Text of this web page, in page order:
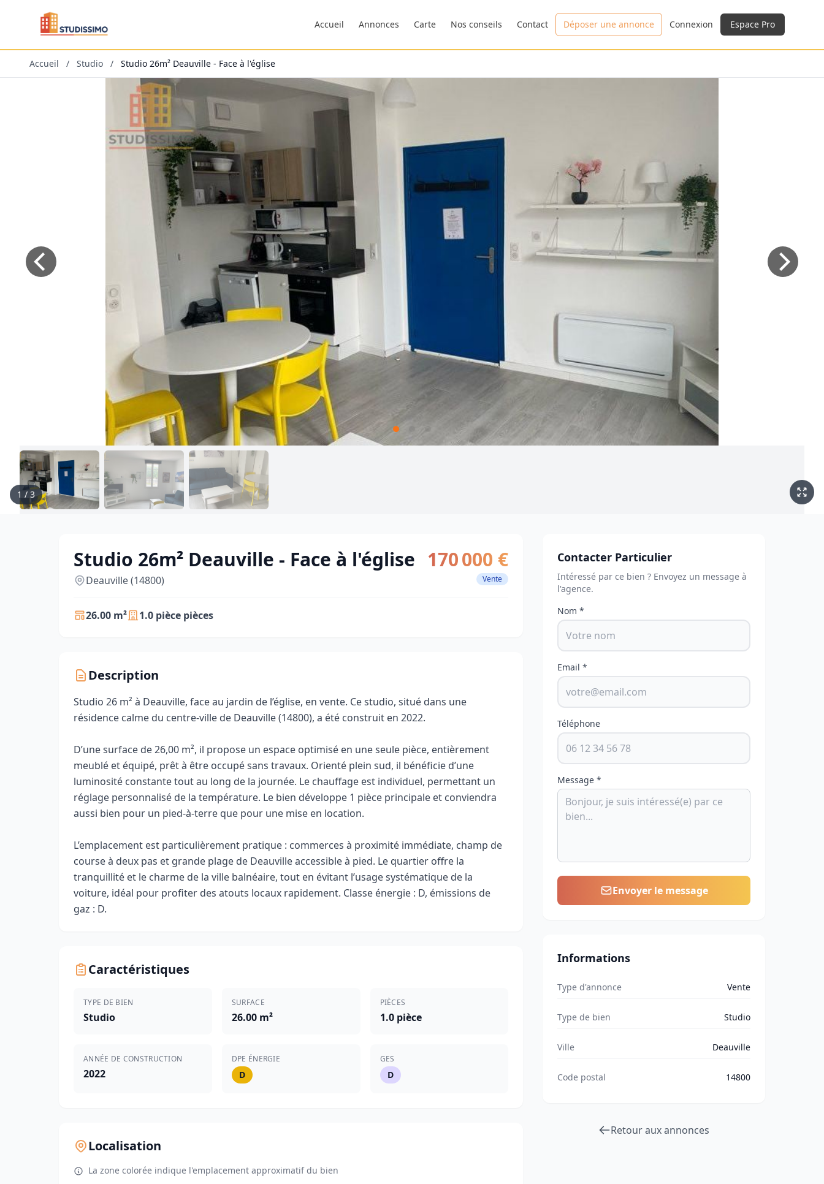
Accueil Annonces Carte Nos conseils Contact Déposer une annonce Connexion Espace Pro
Accueil / Studio / Studio 26m² Deauville - Face à l'église
1 / 3
Studio 26m² Deauville - Face à l'église
Deauville (14800)
170 000 €
Vente
26.00 m² 1.0 pièce pièces
Description
Studio 26 m² à Deauville, face au jardin de l’église, en vente. Ce studio, situé dans une
résidence calme du centre-ville de Deauville (14800), a été construit en 2022.
D’une surface de 26,00 m², il propose un espace optimisé en une seule pièce, entièrement
meublé et équipé, prêt à être occupé sans travaux. Orienté plein sud, il bénéficie d’une
luminosité constante tout au long de la journée. Le chauffage est individuel, permettant un
réglage personnalisé de la température. Le bien développe 1 pièce principale et conviendra
aussi bien pour un pied-à-terre que pour une mise en location.
L’emplacement est particulièrement pratique : commerces à proximité immédiate, champ de
course à deux pas et grande plage de Deauville accessible à pied. Le quartier offre la
tranquillité et le charme de la ville balnéaire, tout en évitant l’usage systématique de la
voiture, idéal pour profiter des atouts locaux rapidement. Classe énergie : D, émissions de
gaz : D.
Caractéristiques
TYPE DE BIEN
Studio
SURFACE
26.00 m²
PIÈCES
1.0 pièce
ANNÉE DE CONSTRUCTION
2022
DPE ÉNERGIE
D
GES
D
Localisation
La zone colorée indique l'emplacement approximatif du bien
Contacter Particulier
Intéressé par ce bien ? Envoyez un message à
l'agence.
Nom *
Email *
Téléphone
Message *
Envoyer le message
Informations
Type d'annonce Vente
Type de bien Studio
Ville Deauville
Code postal 14800
Retour aux annonces